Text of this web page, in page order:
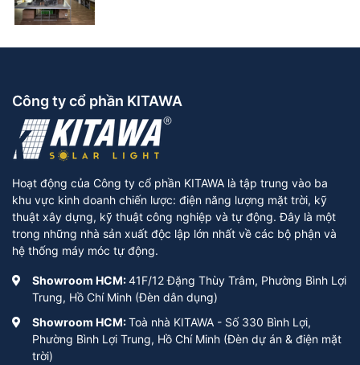
Công ty cổ phần KITAWA
Hoạt động của Công ty cổ phần KITAWA là tập trung vào ba
khu vực kinh doanh chiến lược: điện năng lượng mặt trời, kỹ
thuật xây dựng, kỹ thuật công nghiệp và tự động. Đây là một
trong những nhà sản xuất độc lập lớn nhất về các bộ phận và
hệ thống máy móc tự động.
Showroom HCM:41F/12 Đặng Thùy Trâm, Phường Bình Lợi
Trung, Hồ Chí Minh (Đèn dân dụng)
Showroom HCM:Toà nhà KITAWA - Số 330 Bình Lợi,
Phường Bình Lợi Trung, Hồ Chí Minh (Đèn dự án & điện mặt
trời)